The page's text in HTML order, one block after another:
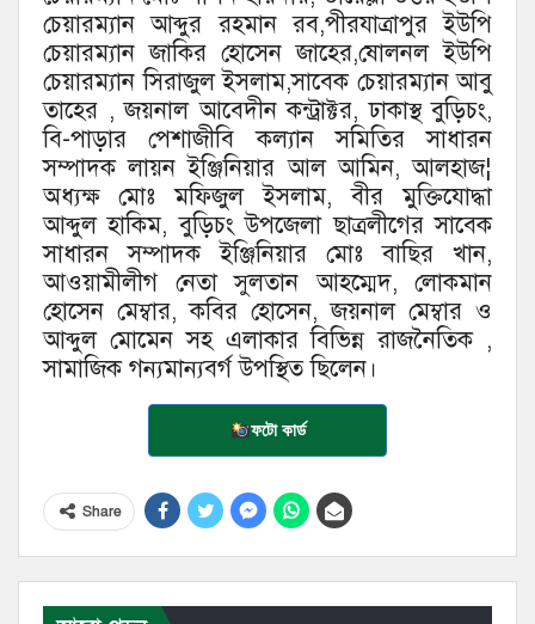
চেয়ারম্যান আব্দুর রহমান রব,পীরযাত্রাপুর ইউপি
চেয়ারম্যান জাকির হোসেন জাহের,ষোলনল ইউপি
চেয়ারম্যান সিরাজুল ইসলাম,সাবেক চেয়ারম্যান আবু
তাহের , জয়নাল আবেদীন কন্ট্রাক্টর, ঢাকাস্থ বুড়িচং,
বি-পাড়ার পেশাজীবি কল্যান সমিতির সাধারন
সম্পাদক লায়ন ইঞ্জিনিয়ার আল আমিন, আলহাজ¦
অধ্যক্ষ মোঃ মফিজুল ইসলাম, বীর মুক্তিযোদ্ধা
আব্দুল হাকিম, বুড়িচং উপজেলা ছাত্রলীগের সাবেক
সাধারন সম্পাদক ইঞ্জিনিয়ার মোঃ বাছির খান,
আওয়ামীলীগ নেতা সুলতান আহম্মেদ, লোকমান
হোসেন মেম্বার, কবির হোসেন, জয়নাল মেম্বার ও
আব্দুল মোমেন সহ এলাকার বিভিন্ন রাজনৈতিক ,
সামাজিক গন্যমান্যবর্গ উপস্থিত ছিলেন।
ফটো কার্ড
Share